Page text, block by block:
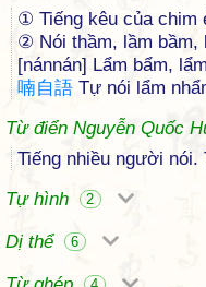
① Tiếng kêu của chim
② Nói thầm, lầm bầm,
[nánnán] Lẩm bẩm,
喃自語 Tự nói lẩm
Từ điển Nguyễn Quốc
Tiếng nhiều người
Tự hình
2
Dị thể 6